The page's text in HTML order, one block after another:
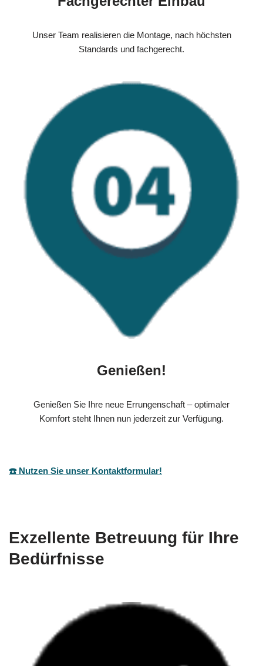
Unser Team realisieren die Montage, nach höchsten
Standards und fachgerecht.
Genießen!
Genießen Sie Ihre neue Errungenschaft – optimaler
Komfort steht Ihnen nun jederzeit zur Verfügung.
☎️ Nutzen Sie unser Kontaktformular!
Exzellente Betreuung für Ihre
Bedürfnisse